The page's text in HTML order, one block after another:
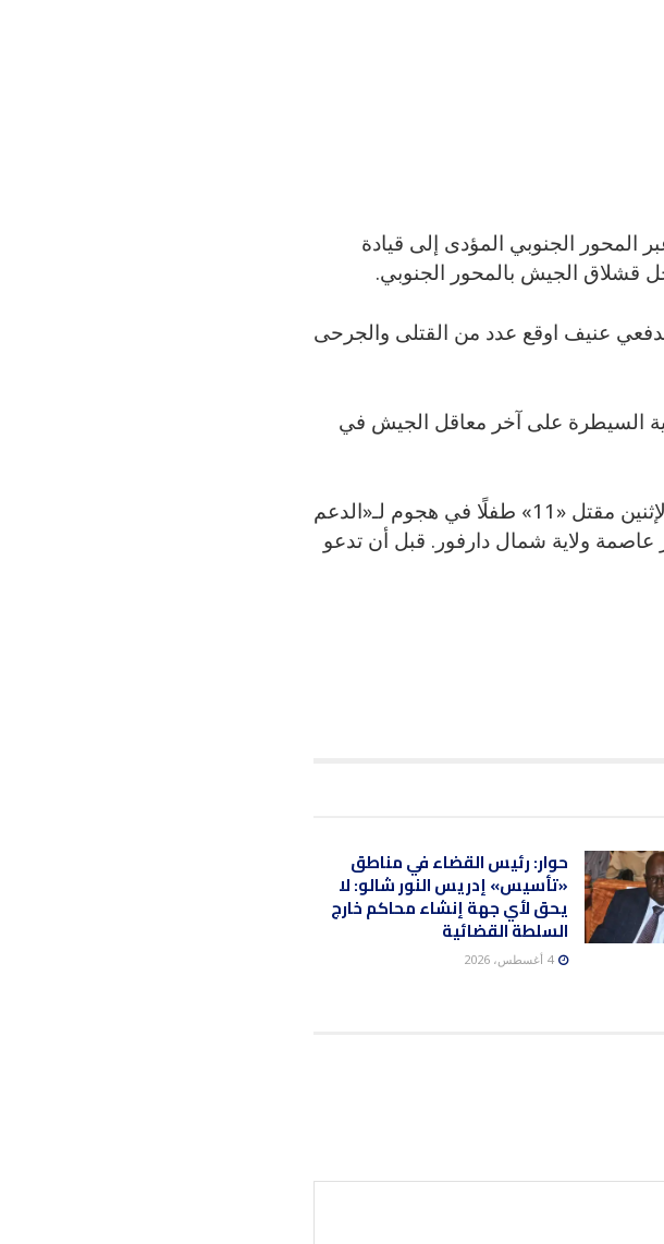
المحور الجنوبي المؤدى إلى قيادة
عنيف اوقع عدد من القتلى والجرحى
السيطرة على آخر معاقل الجيش في
وأمس ، أعلنت منظمة الأمم المتحدة للطفولة «يونيسف» الإثنين مقتل «11» طفلًا في هجوم لـ«الدعم
ولاية شمال دارفور. قبل أن تدعو
حوار: رئيس القضاء في مناطق
«تأسيس» إدريس النور شالو: لا
يحق لأي جهة إنشاء محاكم خارج
السلطة القضائية
4 أغسطس، 2026